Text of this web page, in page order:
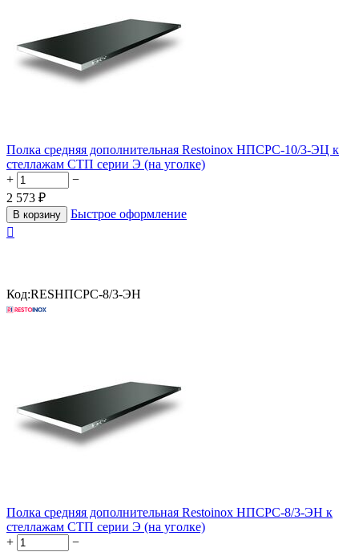
Полка средняя дополнительная Restoinox НПСРС-10/3-ЭЦ к
стеллажам СТП серии Э (на уголке)
+
−
2 573 ₽
В корзину
Быстрое оформление

Код:RESНПСРС-8/3-ЭН
Полка средняя дополнительная Restoinox НПСРС-8/3-ЭН к
стеллажам СТП серии Э (на уголке)
+
−